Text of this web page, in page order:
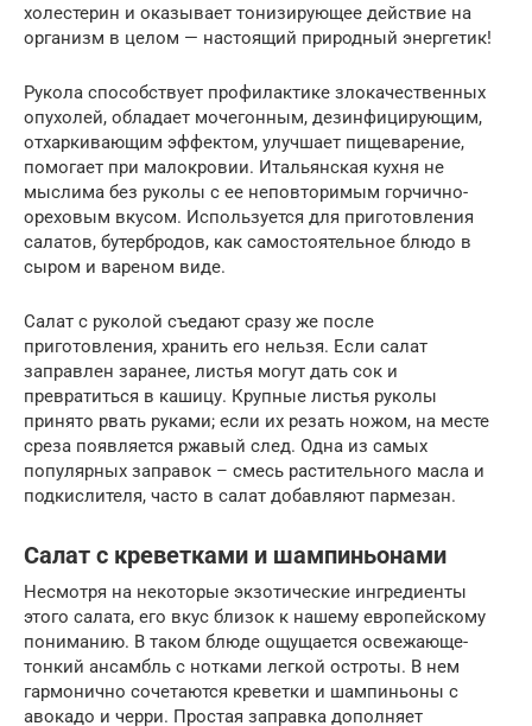
холестерин и оказывает тонизирующее действие на
организм в целом — настоящий природный энергетик!
Рукола способствует профилактике злокачественных
опухолей, обладает мочегонным, дезинфицирующим,
отхаркивающим эффектом, улучшает пищеварение,
помогает при малокровии. Итальянская кухня не
мыслима без руколы с ее неповторимым горчично-
ореховым вкусом. Используется для приготовления
салатов, бутербродов, как самостоятельное блюдо в
сыром и вареном виде.
Салат с руколой съедают сразу же после
приготовления, хранить его нельзя. Если салат
заправлен заранее, листья могут дать сок и
превратиться в кашицу. Крупные листья руколы
принято рвать руками; если их резать ножом, на месте
среза появляется ржавый след. Одна из самых
популярных заправок – смесь растительного масла и
подкислителя, часто в салат добавляют пармезан.
Салат с креветками и шампиньонами
Несмотря на некоторые экзотические ингредиенты
этого салата, его вкус близок к нашему европейскому
пониманию. В таком блюде ощущается освежающе-
тонкий ансамбль с нотками легкой остроты. В нем
гармонично сочетаются креветки и шампиньоны с
авокадо и черри. Простая заправка дополняет